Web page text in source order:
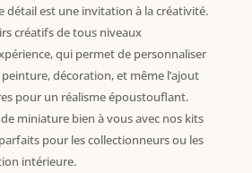
détail est une invitation à la créativité.
créatifs de tous niveaux
qui permet de personnaliser
décoration, et même l’ajout
pour un réalisme époustouflant.
miniature bien à vous avec nos kits
pour les collectionneurs ou les
intérieure.